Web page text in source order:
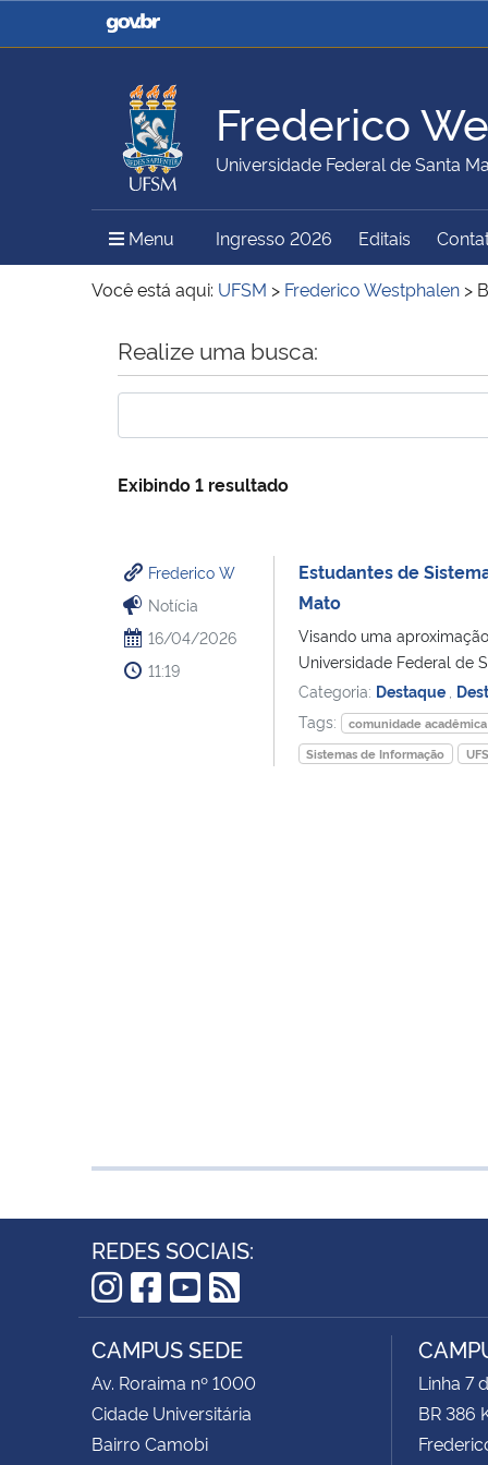
Casa Civil
Ministério da Justiça e
Ministério da Agricultura,
Pecuária e Abastecimento
Ministério da Educação
Ministério do Meio Ambiente Ministério do Turismo
Frederico
Universidade Federal de Santa
Menu Menu Principal do Sítio
Ingresso 2026 Editais
Você está aqui: UFSM > Frederico Westphalen >
Início do conteúdo
Realize uma busca:
Exibindo 1 resultado
Frederico W
Notícia
16/04/2026
11:19
Estudantes de
Mato
Visando uma
Universidade Federal de
Categoria: Destaque
Tags:
comunidade acadêmica
Sistemas de Informação
REDES SOCIAIS:
Instagram
Facebook
YouTube
RSS
CAMPUS SEDE
Av. Roraima nº 1000
Cidade Universitária
Bairro Camobi
Linha 7
BR 386